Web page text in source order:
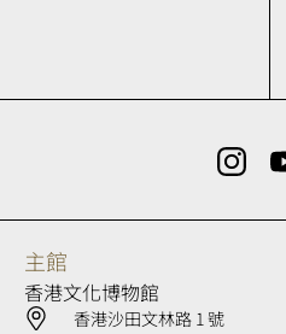
主館
香港文化博物館
香港沙田文林路 1 號